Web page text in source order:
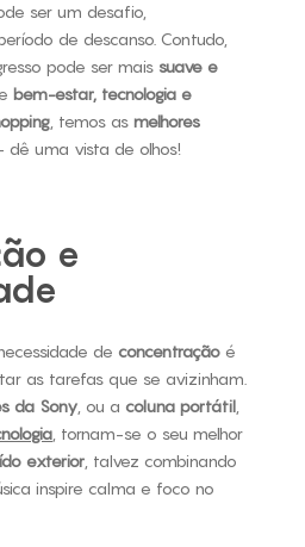
ser um desafio,
de descanso. Contudo,
pode ser mais suave e
bem-estar, tecnologia e
, temos as melhores
dê uma vista de olhos!
e
de concentração é
as tarefas que se avizinham.
da Sony , ou a coluna portátil
, tornam-se o seu melhor
exterior , talvez combinando
inspire calma e foco no